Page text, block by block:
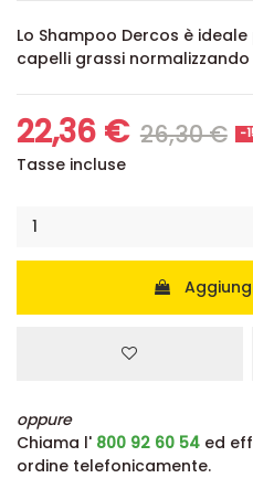
Lo Shampoo Dercos è
capelli grassi
22,36 € 26,30 € -
Tasse incluse
oppure
Chiama l' 800 92 60 54 ed
ordine telefonicamente.